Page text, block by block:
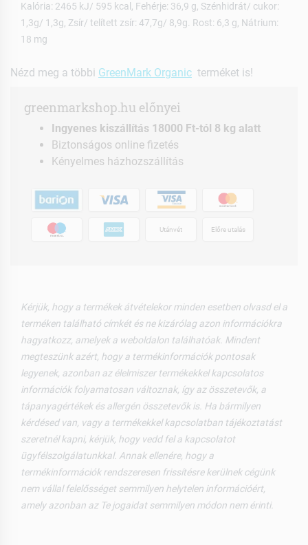
Kalória: 2465 kJ/ 595 kcal, Fehérje: 36,9 g, Szénhidrát/ cukor:
1,3g/ 1,3g, Zsír/ telített zsír: 47,7g/ 8,9g. Rost: 6,3 g, Nátrium:
18 mg
Nézd meg a többi GreenMark Organic terméket is!
greenmarkshop.hu előnyei
Ingyenes kiszállítás 18000 Ft-tól 8 kg alatt
Biztonságos online fizetés
Kényelmes házhozszállítás
Utánvét Előre utalás
Kérjük, hogy a termékek átvételekor minden esetben olvasd el a
terméken található címkét és ne kizárólag azon információkra
hagyatkozz, amelyek a weboldalon találhatóak. Mindent
megteszünk azért, hogy a termékinformációk pontosak
legyenek, azonban az élelmiszer termékekkel kapcsolatos
információk folyamatosan változnak, így az összetevők, a
tápanyagértékek és allergén összetevők is. Ha bármilyen
kérdésed van, vagy a termékekkel kapcsolatban tájékoztatást
szeretnél kapni, kérjük, hogy vedd fel a kapcsolatot
ügyfélszolgálatunkkal. Annak ellenére, hogy a
termékinformációk rendszeresen frissítésre kerülnek cégünk
nem vállal felelősséget semmilyen helytelen információért,
amely azonban az Te jogaidat semmilyen módon nem érinti.